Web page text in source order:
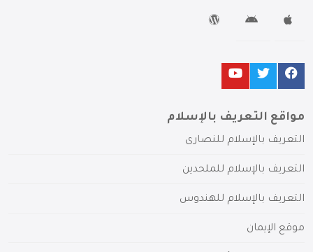
مواقع التعريف بالإسلام
التعريف بالإسلام للنصارى
التعريف بالإسلام للملحدين
التعريف بالإسلام للهندوس
موقع الإيمان